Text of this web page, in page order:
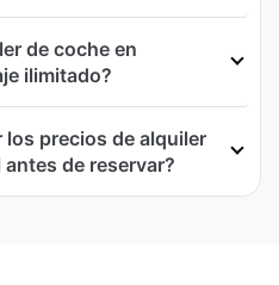
de coche en
ilimitado?
los precios de alquiler
de reservar?